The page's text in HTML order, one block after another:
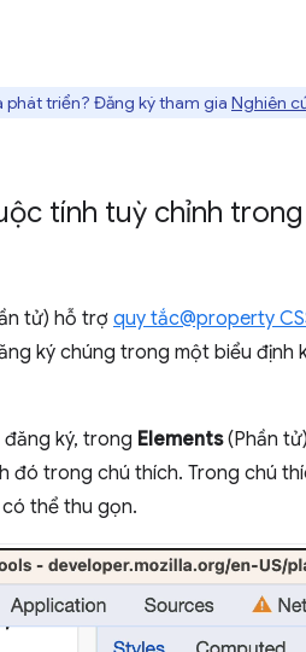
phát triển? Đăng ký tham gia Nghiên
tính tuỳ chỉnh trong
tử) hỗ trợ quy tắc@property
ký chúng trong một biểu định
ký, trong Elements(Phần
đó trong chú thích. Trong chú
có thể thu gọn.